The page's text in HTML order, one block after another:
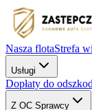
Nasza flotaStrefa
Usługi
Dopłaty do
Z OC Sprawcy